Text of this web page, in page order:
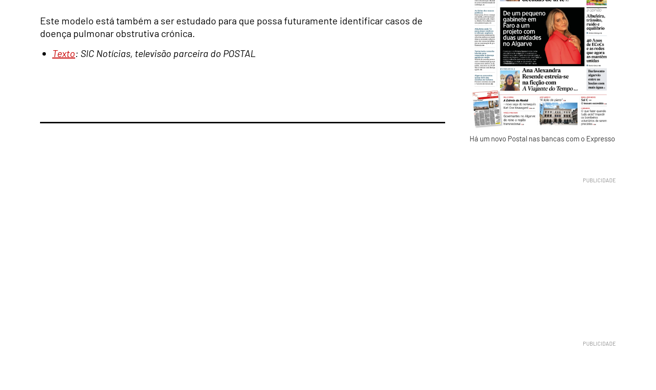
Este modelo está também a ser estudado para que possa futuramente identificar casos de
doença pulmonar obstrutiva crónica.
Texto: SIC Notícias, televisão parceira do POSTAL
Há um novo Postal nas bancas com o Expresso